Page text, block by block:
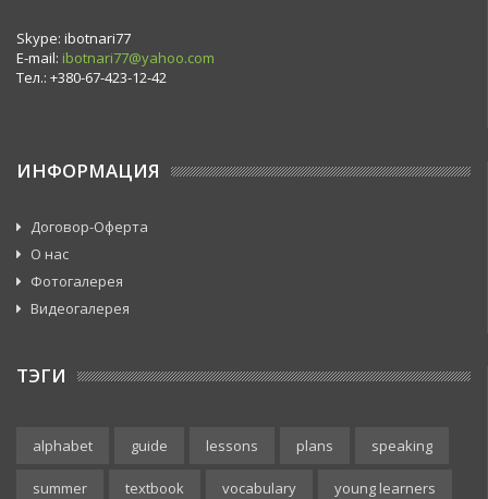
Skype: ibotnari77
E-mail: ibotnari77@yahoo.com
Тел.: +380-67-423-12-42
ИНФОРМАЦИЯ
Договор-Оферта
О нас
Фотогалерея
Видеогалерея
ТЭГИ
alphabet guide lessons plans speaking
summer textbook vocabulary young learners